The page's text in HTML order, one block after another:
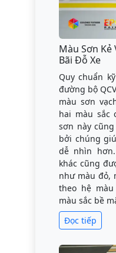
Màu Sơn
Bãi Đỗ Xe
Quy chuẩn
đường bộ
màu sơn
hai màu sắc
sơn này
bởi chúng
dễ nhìn
khác cũng
như màu đỏ,
theo hệ
màu sắc bề
Đọc tiếp